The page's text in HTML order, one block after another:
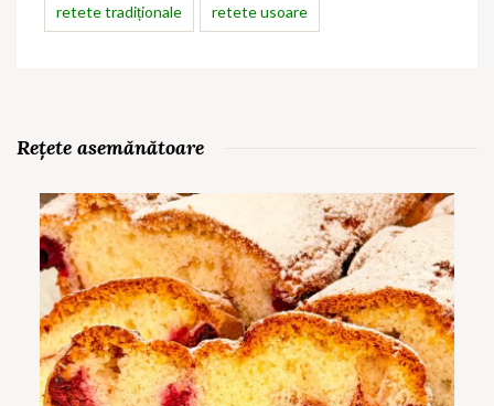
retete tradiționale retete usoare
Rețete asemănătoare